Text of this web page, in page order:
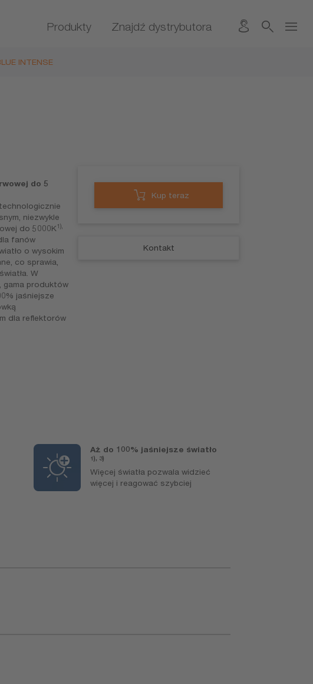
Produkty Znajdź dystrybutora
INTENSE
do 5
niezwykle
do 5000K1),
fanów
o wysokim
co sprawia,
W
gama produktów
jaśniejsze
dla reflektorów
Kup teraz
Kontakt
Aż do 100% jaśniejsze światło
1), 3)
Więcej światła pozwala widzieć
więcej i reagować szybciej